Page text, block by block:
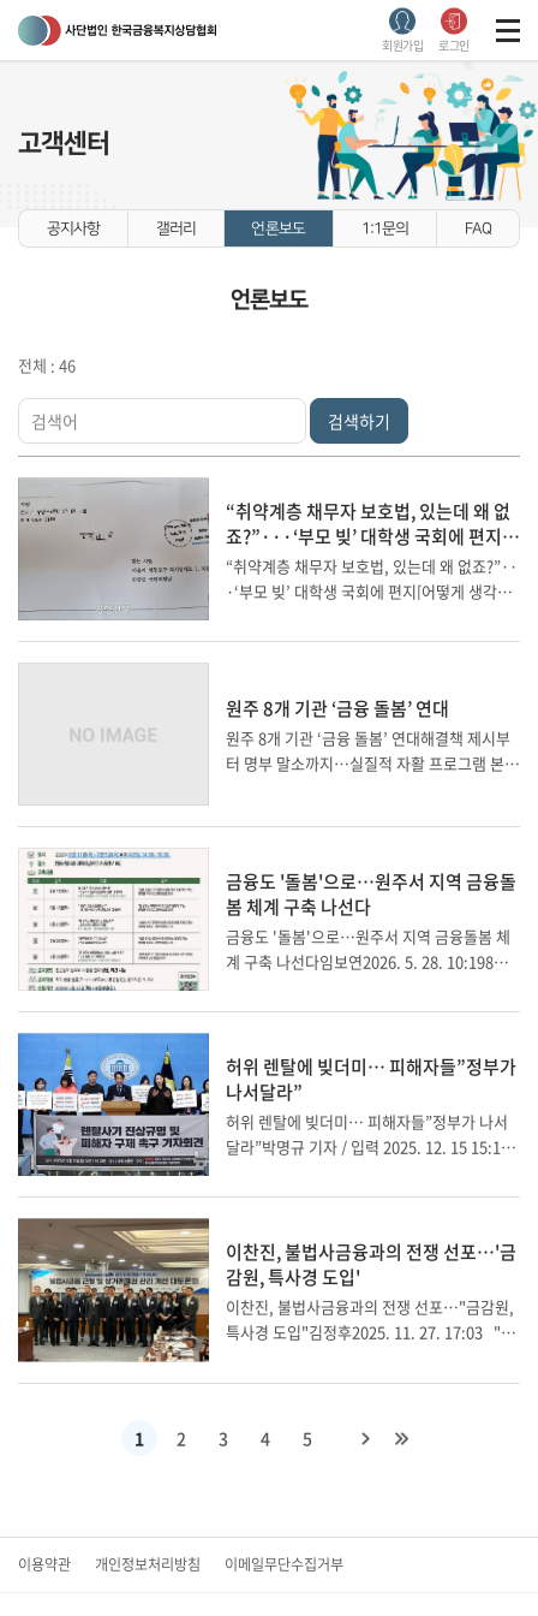
회원가입 로그인
고객센터
공지사항 갤러리 언론보도 1:1문의 FAQ
언론보도
전체 : 46
검색하기
“취약계층 채무자 보호법, 있는데 왜 없
죠?”···‘부모 빚’ 대학생 국회에 편지
[어떻게 ...
“취약계층 채무자 보호법, 있는데 왜 없죠?”··
·‘부모 빚’ 대학생 국회에 편지[어떻게 생각하
사 추심 유예 거절에 ‘막막’대상 요건 고시해야
원주 8개 기관 ‘금융 돌봄’ 연대
원주 8개 기관 ‘금융 돌봄’ 연대해결책 제시부
터 명부 말소까지…실질적 자활 프로그램 본격
가 ...
금융도 '돌봄'으로…원주서 지역 금융돌
봄 체계 구축 나선다
금융도 '돌봄'으로…원주서 지역 금융돌봄 체
계 구축 나선다임보연2026. 5. 28. 10:198개
추진원주시민 금융돌봄(Financial Care) 체계
재판매 및 DB 금지](원주=연합뉴스) 임보연 기
자 = 강원 원주...
허위 렌탈에 빚더미… 피해자들”정부가
나서달라”
허위 렌탈에 빚더미… 피해자들”정부가 나서
달라”박명규 기자 / 입력 2025. 12. 15 15:13 /
연합 등 “렌탈사기 피해대책 마련하라 ”“자영
산” 주장전면 실태조사, 특별수사 착수 등 요구
15일 오전...
이찬진, 불법사금융과의 전쟁 선포…'금
감원, 특사경 도입'
이찬진, 불법사금융과의 전쟁 선포…"금감원,
특사경 도입"김정후2025. 11. 27. 17:03 "반
드시 근절…극악무도 반인륜적 민생범죄"렌탈
채권 추심 실태 전수 점검…관리·감독 TF도금
1 2 3 4 5
이용약관 개인정보처리방침 이메일무단수집거부